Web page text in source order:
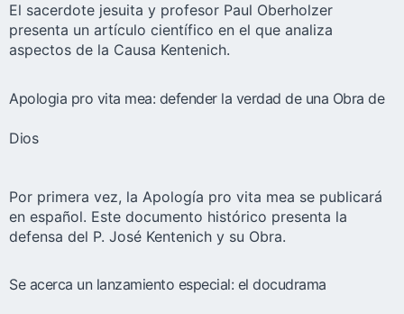
El sacerdote jesuita y profesor Paul Oberholzer
presenta un artículo científico en el que analiza
aspectos de la Causa Kentenich.
Apologia pro vita mea: defender la verdad de una Obra de
Dios
Por primera vez, la Apología pro vita mea se publicará
en español. Este documento histórico presenta la
defensa del P. José Kentenich y su Obra.
Se acerca un lanzamiento especial: el docudrama